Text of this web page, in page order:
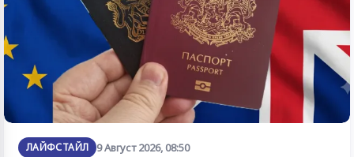
ЛАЙФСТАЙЛ 9 Август 2026, 08:50